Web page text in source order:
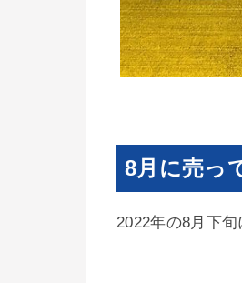
8月に売っ
2022年の8月下